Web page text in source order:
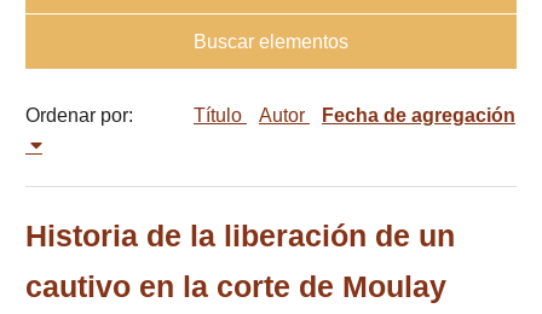
Buscar elementos
Ordenar por: Título Autor Fecha de agregación
Historia de la liberación de un
cautivo en la corte de Moulay